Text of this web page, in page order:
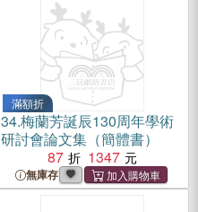
滿額折
34.梅蘭芳誕辰130周年學術
研討會論文集（簡體書）
87
1347
無庫存